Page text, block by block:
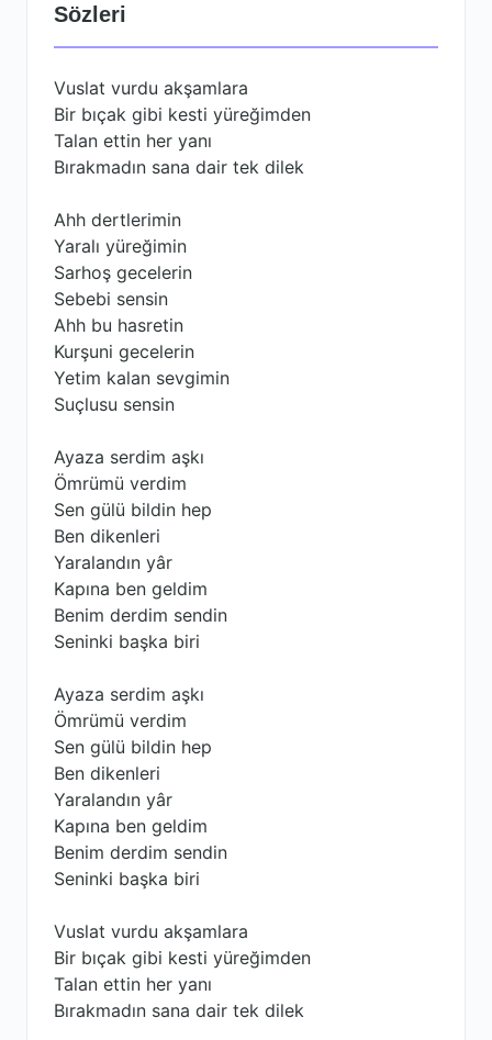
Sözleri
Vuslat vurdu akşamlara
Bir bıçak gibi kesti yüreğimden
Talan ettin her yanı
Bırakmadın sana dair tek dilek
Ahh dertlerimin
Yaralı yüreğimin
Sarhoş gecelerin
Sebebi sensin
Ahh bu hasretin
Kurşuni gecelerin
Yetim kalan sevgimin
Suçlusu sensin
Ayaza serdim aşkı
Ömrümü verdim
Sen gülü bildin hep
Ben dikenleri
Yaralandın yâr
Kapına ben geldim
Benim derdim sendin
Seninki başka biri
Ayaza serdim aşkı
Ömrümü verdim
Sen gülü bildin hep
Ben dikenleri
Yaralandın yâr
Kapına ben geldim
Benim derdim sendin
Seninki başka biri
Vuslat vurdu akşamlara
Bir bıçak gibi kesti yüreğimden
Talan ettin her yanı
Bırakmadın sana dair tek dilek